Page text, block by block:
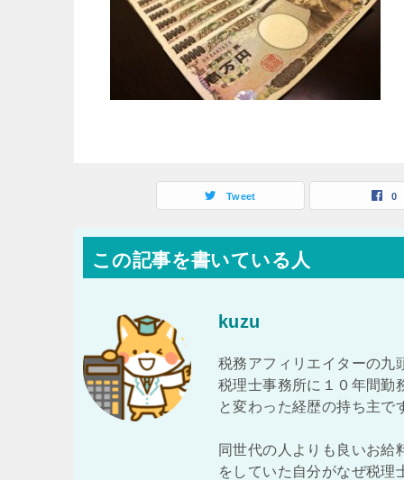
Tweet 0
この記事を書いている人
kuzu
税務アフィリエイターの九
税理士事務所に１０年間勤
と変わった経歴の持ち主で
同世代の人よりも良いお給
をしていた自分がなぜ税理